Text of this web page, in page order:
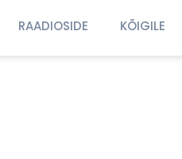
RAADIOSIDE KÕIGILE